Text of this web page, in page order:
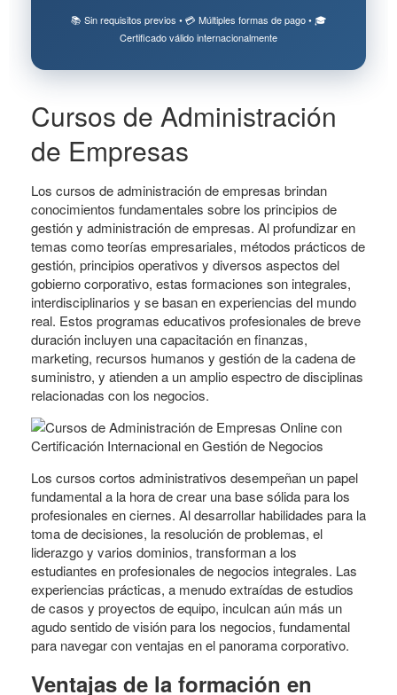
📚 Sin requisitos previos • 💳 Múltiples formas de pago • 🎓
Certificado válido internacionalmente
Cursos de Administración
de Empresas
Los cursos de administración de empresas brindan
conocimientos fundamentales sobre los principios de
gestión y administración de empresas. Al profundizar en
temas como teorías empresariales, métodos prácticos de
gestión, principios operativos y diversos aspectos del
gobierno corporativo, estas formaciones son integrales,
interdisciplinarios y se basan en experiencias del mundo
real. Estos programas educativos profesionales de breve
duración incluyen una capacitación en finanzas,
marketing, recursos humanos y gestión de la cadena de
suministro, y atienden a un amplio espectro de disciplinas
relacionadas con los negocios.
Los cursos cortos administrativos desempeñan un papel
fundamental a la hora de crear una base sólida para los
profesionales en ciernes. Al desarrollar habilidades para la
toma de decisiones, la resolución de problemas, el
liderazgo y varios dominios, transforman a los
estudiantes en profesionales de negocios integrales. Las
experiencias prácticas, a menudo extraídas de estudios
de casos y proyectos de equipo, inculcan aún más un
agudo sentido de visión para los negocios, fundamental
para navegar con ventajas en el panorama corporativo.
Ventajas de la formación en